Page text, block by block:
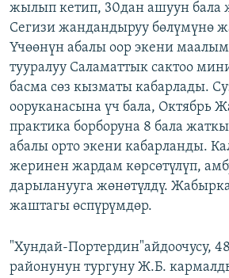
жылып кетип, 30дан ашуун бала
Сегизи жандандыруу бөлүмүнө
Үчөөнүн абалы оор экени маалым
тууралуу Саламаттык сактоо
басма сөз кызматы кабарлады.
ооруканасына үч бала, Октябрь
практика борборуна 8 бала
абалы орто экени кабарланды.
жеринен жардам көрсөтүлүп,
дарыланууга жөнөтүлдү.
жаштагы өспүрүмдөр.
"Хундай-Портердин"айдоочусу,
районунун тургуну Ж.Б.